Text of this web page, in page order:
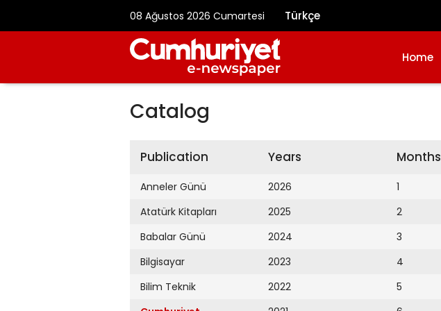
08 Ağustos 2026 Cumartesi Türkçe
Home
Catalog
Publication
Anneler Günü
Atatürk Kitapları
Babalar Günü
Bilgisayar
Bilim Teknik
Years
2026
2025
2024
2023
2022
Months
1
2
3
4
5